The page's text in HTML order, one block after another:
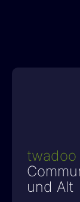
twadoo
und Alt